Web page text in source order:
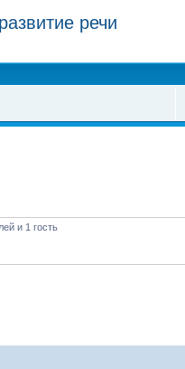
речи
и 1 гость